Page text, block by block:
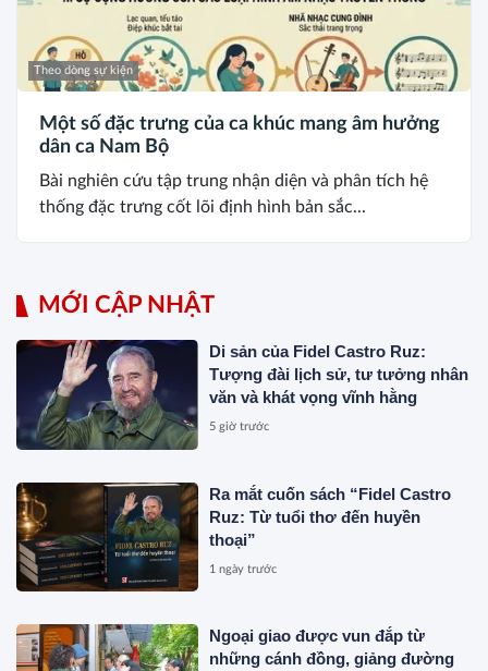
Theo dòng sự kiện
Một số đặc trưng của ca khúc mang âm hưởng
dân ca Nam Bộ
Bài nghiên cứu tập trung nhận diện và phân tích hệ
thống đặc trưng cốt lõi định hình bản sắc...
MỚI CẬP NHẬT
Di sản của Fidel Castro Ruz:
Tượng đài lịch sử, tư tưởng nhân
văn và khát vọng vĩnh hằng
5 giờ trước
Ra mắt cuốn sách “Fidel Castro
Ruz: Từ tuổi thơ đến huyền
thoại”
1 ngày trước
Ngoại giao được vun đắp từ
những cánh đồng, giảng đường